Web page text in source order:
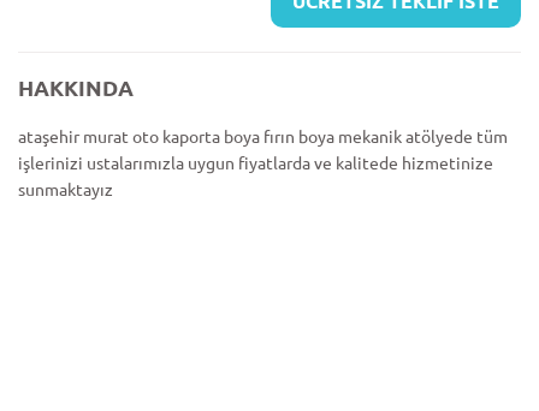
HAKKINDA
ataşehir murat oto kaporta boya fırın boya mekanik atölyede tüm
işlerinizi ustalarımızla uygun fiyatlarda ve kalitede hizmetinize
sunmaktayız